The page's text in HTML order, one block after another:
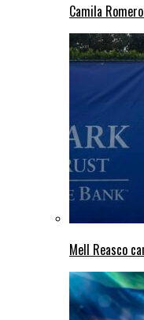
Camila
Mell Reasco